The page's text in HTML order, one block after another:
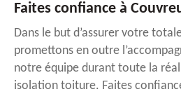
Faites confiance à
Dans le but d’assurer votre
promettons en outre
notre équipe durant toute la
isolation toiture. Faites